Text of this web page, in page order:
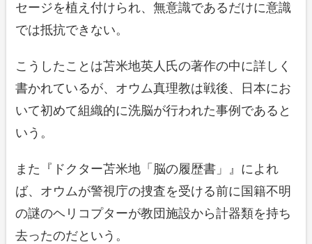
セージを植え付けられ、無意識であるだけに意識
では抵抗できない。
こうしたことは苫米地英人氏の著作の中に詳しく
書かれているが、オウム真理教は戦後、日本にお
いて初めて組織的に洗脳が行われた事例であると
いう。
また『ドクター苫米地「脳の履歴書」』によれ
ば、オウムが警視庁の捜査を受ける前に国籍不明
の謎のヘリコプターが教団施設から計器類を持ち
去ったのだという。